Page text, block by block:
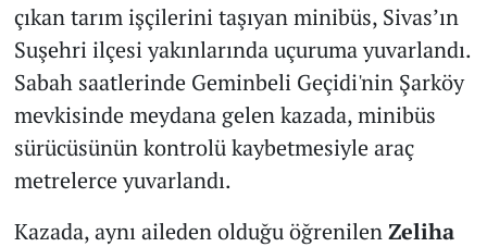
çıkan tarım işçilerini taşıyan minibüs, Sivas’ın
Suşehri ilçesi yakınlarında uçuruma yuvarlandı.
Sabah saatlerinde Geminbeli Geçidi'nin Şarköy
mevkisinde meydana gelen kazada, minibüs
sürücüsünün kontrolü kaybetmesiyle araç
metrelerce yuvarlandı.
Kazada, aynı aileden olduğu öğrenilenZeliha